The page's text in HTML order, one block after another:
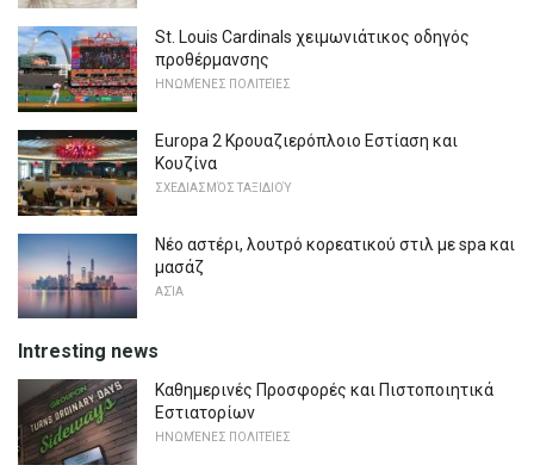
St. Louis Cardinals χειμωνιάτικος οδηγός
προθέρμανσης
ΗΝΩΜΈΝΕΣ ΠΟΛΙΤΕΊΕΣ
Europa 2 Κρουαζιερόπλοιο Εστίαση και
Κουζίνα
ΣΧΕΔΙΑΣΜΌΣ ΤΑΞΙΔΙΟΎ
Νέο αστέρι, λουτρό κορεατικού στιλ με spa και
μασάζ
ΑΣΊΑ
Intresting news
Καθημερινές Προσφορές και Πιστοποιητικά
Εστιατορίων
ΗΝΩΜΈΝΕΣ ΠΟΛΙΤΕΊΕΣ